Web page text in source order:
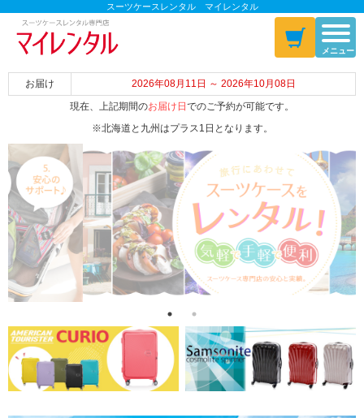
スーツケースレンタル マイレンタル
メニュー
お届け
2026年08月11日 ～ 2026年10月08日
現在、上記期間のお届け日 でのご予約が可能です。
※北海道と九州はプラス1日となります。
Previous Next